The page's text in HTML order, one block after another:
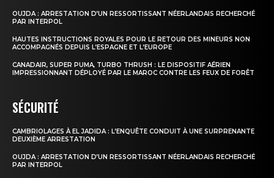
S'ABONNER MAINTENANT
OUJDA : ARRESTATION D’UN RESSORTISSANT NÉERLANDAIS RECHERCHÉ
PAR INTERPOL
HAUTES INSTRUCTIONS ROYALES POUR LE RETOUR DES MINEURS NON
ACCOMPAGNÉS DEPUIS L’ESPAGNE ET L’EUROPE
CANADAIR, SUPER PUMA, TURBO THRUSH : LE DISPOSITIF AÉRIEN
IMPRESSIONNANT DÉPLOYÉ PAR LE MAROC CONTRE LES FEUX DE FORÊT
SÉCURITÉ
CAMBRIOLAGES À EL JADIDA : L’ENQUÊTE CONDUIT À UNE SURPRENANTE
DEUXIÈME ARRESTATION
OUJDA : ARRESTATION D’UN RESSORTISSANT NÉERLANDAIS RECHERCHÉ
PAR INTERPOL